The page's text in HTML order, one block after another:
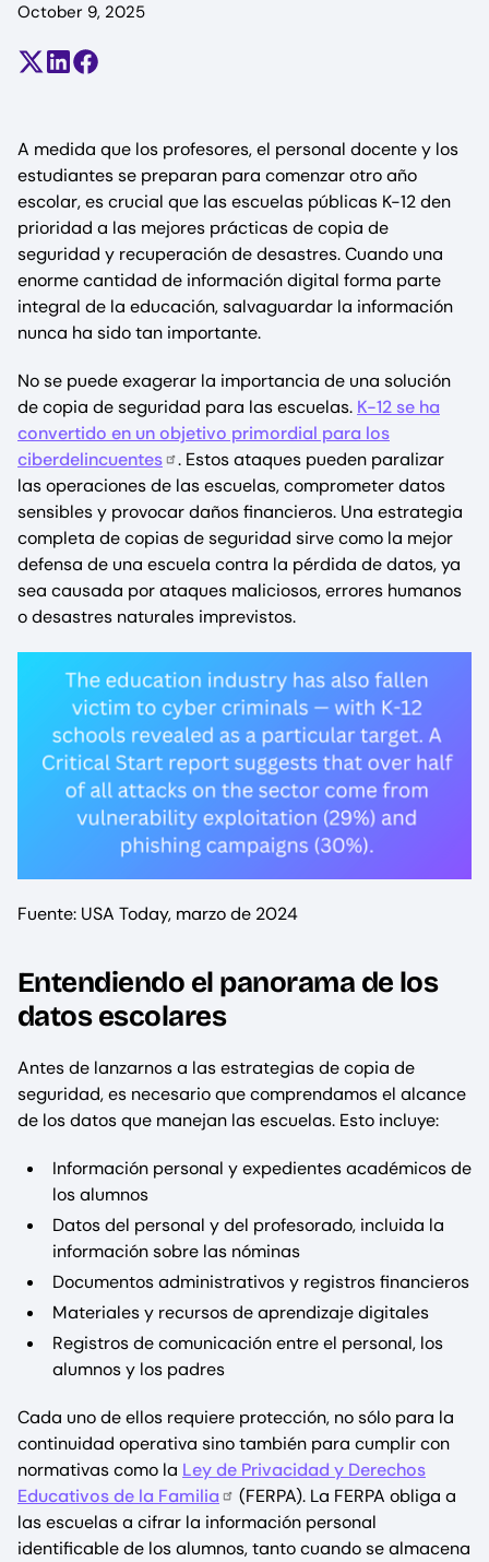
October 9, 2025
Compartir en X (antes Twitter)
Compartir en LinkedIn
Compartir en Facebook
A medida que los profesores, el personal docente y los
estudiantes se preparan para comenzar otro año
escolar, es crucial que las escuelas públicas K-12 den
prioridad a las mejores prácticas de copia de
seguridad y recuperación de desastres. Cuando una
enorme cantidad de información digital forma parte
integral de la educación, salvaguardar la información
nunca ha sido tan importante.
No se puede exagerar la importancia de una solución
de copia de seguridad para las escuelas. K-12 se ha
convertido en un objetivo primordial para los
ciberdelincuentes
. Estos ataques pueden paralizar
las operaciones de las escuelas, comprometer datos
sensibles y provocar daños financieros. Una estrategia
completa de copias de seguridad sirve como la mejor
defensa de una escuela contra la pérdida de datos, ya
sea causada por ataques maliciosos, errores humanos
o desastres naturales imprevistos.
Fuente: USA Today, marzo de 2024
Entendiendo el panorama de los
datos escolares
Antes de lanzarnos a las estrategias de copia de
seguridad, es necesario que comprendamos el alcance
de los datos que manejan las escuelas. Esto incluye:
Información personal y expedientes académicos de
los alumnos
Datos del personal y del profesorado, incluida la
información sobre las nóminas
Documentos administrativos y registros financieros
Materiales y recursos de aprendizaje digitales
Registros de comunicación entre el personal, los
alumnos y los padres
Cada uno de ellos requiere protección, no sólo para la
continuidad operativa sino también para cumplir con
normativas como la Ley de Privacidad y Derechos
Educativos de la Familia
(FERPA). La FERPA obliga a
las escuelas a cifrar la información personal
identificable de los alumnos, tanto cuando se almacena